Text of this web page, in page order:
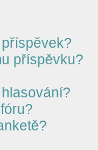
příspěvku?